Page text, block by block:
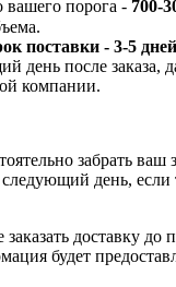
вашего порога - 700-
поставки - 3-5 дней
день после заказа,
компании.
забрать ваш
день, если
доставку до
будет